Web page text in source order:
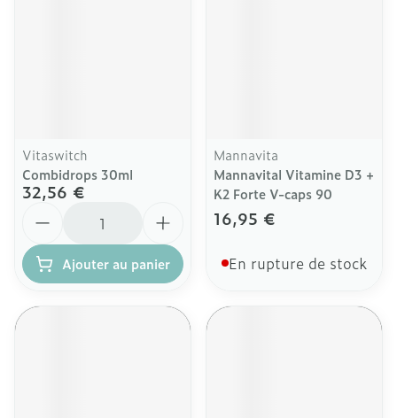
Vitaswitch
Combidrops 30ml
32,56 €
Ajouter au panier
Mannavita
Mannavital Vitamine D3 +
K2 Forte V-caps 90
16,95 €
En rupture de stock